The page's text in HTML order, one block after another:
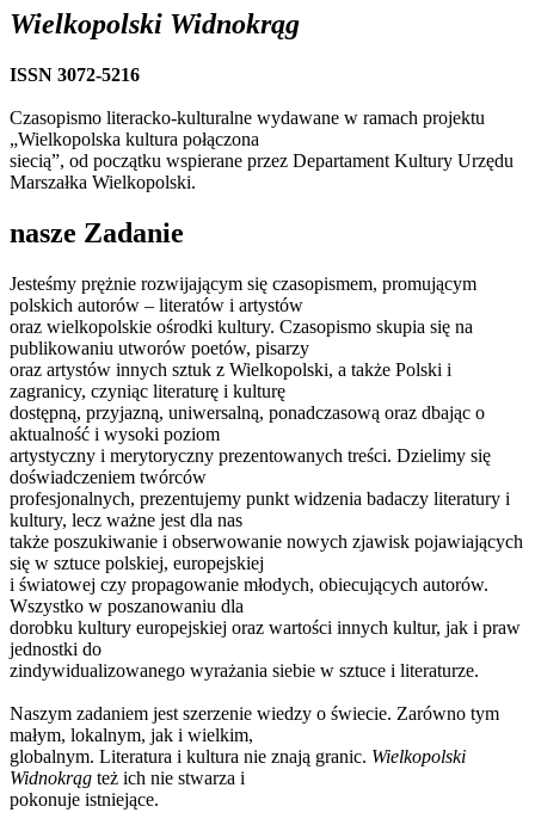
Wielkopolski Widnokrąg
ISSN 3072-5216
Czasopismo literacko-kulturalne wydawane w ramach projektu
„Wielkopolska kultura połączona
siecią”, od początku wspierane przez Departament Kultury Urzędu
Marszałka Wielkopolski.
nasze Zadanie
Jesteśmy prężnie rozwijającym się czasopismem, promującym
polskich autorów – literatów i artystów
oraz wielkopolskie ośrodki kultury. Czasopismo skupia się na
publikowaniu utworów poetów, pisarzy
oraz artystów innych sztuk z Wielkopolski, a także Polski i
zagranicy, czyniąc literaturę i kulturę
dostępną, przyjazną, uniwersalną, ponadczasową oraz dbając o
aktualność i wysoki poziom
artystyczny i merytoryczny prezentowanych treści. Dzielimy się
doświadczeniem twórców
profesjonalnych, prezentujemy punkt widzenia badaczy literatury i
kultury, lecz ważne jest dla nas
także poszukiwanie i obserwowanie nowych zjawisk pojawiających
się w sztuce polskiej, europejskiej
i światowej czy propagowanie młodych, obiecujących autorów.
Wszystko w poszanowaniu dla
dorobku kultury europejskiej oraz wartości innych kultur, jak i praw
jednostki do
zindywidualizowanego wyrażania siebie w sztuce i literaturze.
Naszym zadaniem jest szerzenie wiedzy o świecie. Zarówno tym
małym, lokalnym, jak i wielkim,
globalnym. Literatura i kultura nie znają granic. Wielkopolski
Widnokrąg też ich nie stwarza i
pokonuje istniejące.